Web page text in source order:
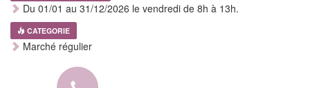
Du 01/01 au 31/12/2026 le vendredi de 8h à 13h.
CATEGORIE
Marché régulier